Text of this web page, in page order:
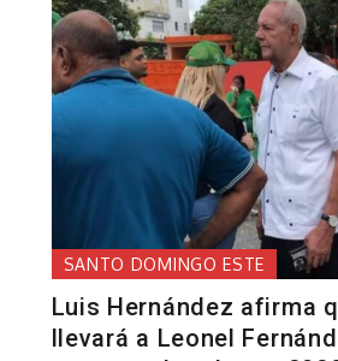
SANTO DOMINGO ESTE
Luis Hernández afirma
llevará a Leonel